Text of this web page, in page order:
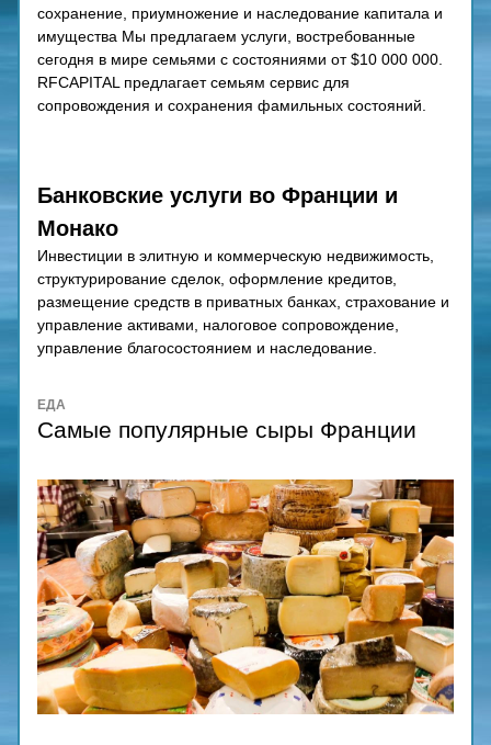
сохранение, приумножение и наследование капитала и
имущества Мы предлагаем услуги, востребованные
сегодня в мире семьями с состояниями от $10 000 000.
RFCAPITAL предлагает семьям сервис для
сопровождения и сохранения фамильных состояний.
Банковские услуги во Франции и
Монако
Инвестиции в элитную и коммерческую недвижимость,
структурирование сделок, оформление кредитов,
размещение средств в приватных банках, страхование и
управление активами, налоговое сопровождение,
управление благосостоянием и наследование.
ЕДА
Самые популярные сыры Франции